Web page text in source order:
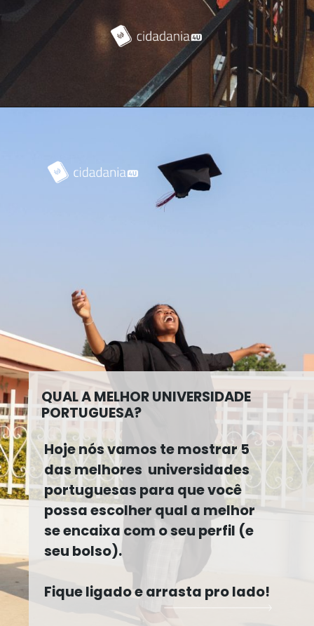
Hoje nós vamos te mostrar 5
das melhores universidades
portuguesas para que você
possa escolher qual a melhor
se encaixa com o seu perfil (e
seu bolso).
Fique ligado e arrasta pro lado!
QUAL A MELHOR UNIVERSIDADE
PORTUGUESA?